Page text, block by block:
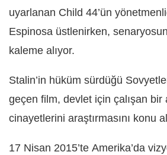
uyarlanan Child 44’ün
Espinosa üstlenirken,
kaleme alıyor.
Stalin’in hüküm sürdüğü
geçen film, devlet için çalışan bir
cinayetlerini araştırmasını konu
17 Nisan 2015’te Amerika’da